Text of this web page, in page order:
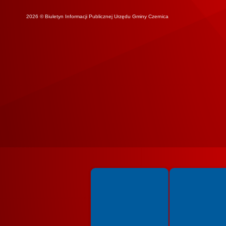
2026 © Biuletyn Informacji Publicznej Urzędu Gminy Czernica
Spełniamy standardy WCAG 2.2 Spełniamy standardy